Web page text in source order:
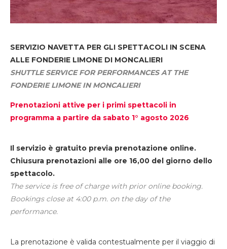
SERVIZIO NAVETTA PER GLI SPETTACOLI IN SCENA
ALLE FONDERIE LIMONE DI MONCALIERI
SHUTTLE SERVICE FOR PERFORMANCES AT THE
FONDERIE LIMONE IN MONCALIERI
Prenotazioni attive per i primi spettacoli in
programma a partire da sabato 1° agosto 2026
Il servizio è gratuito previa prenotazione online.
Chiusura prenotazioni alle ore 16,00 del giorno dello
spettacolo.
The service is free of charge with prior online booking.
Bookings close at 4:00 p.m. on the day of the
performance.
La prenotazione è valida contestualmente per il viaggio di